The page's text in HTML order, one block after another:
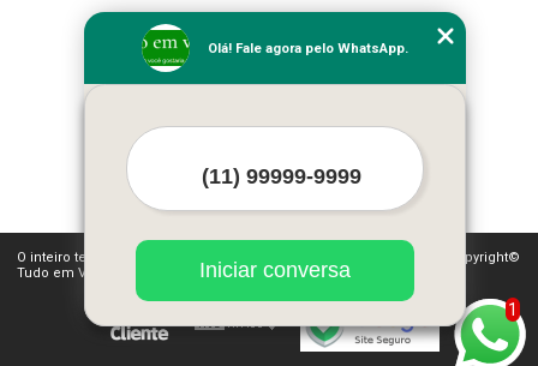
Empresa
Missão
Mapa do site
Mais Serviços
O inteiro teor deste site está sujeito à proteção de direitos autorais. Copyright©
Tudo em Verde (Lei 9610 de 19/02/1998)
1
Olá! Fale agora pelo WhatsApp.
Iniciar conversa